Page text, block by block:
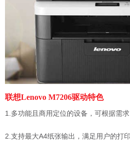
联想Lenovo M7206驱动特色
1.多功能且商用定位的设备，可根据需求
2.支持最大A4纸张输出，满足用户的打印